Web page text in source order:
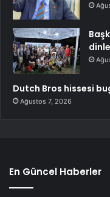
Dutch Bros hissesi
Ağustos 7, 2026
En Güncel Haberler